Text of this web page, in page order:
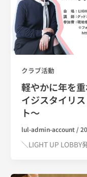
クラブ活動
軽やかに年を
イジスタイリ
ト〜
lul-admin-account /
＼LIGHT UP LOBBY